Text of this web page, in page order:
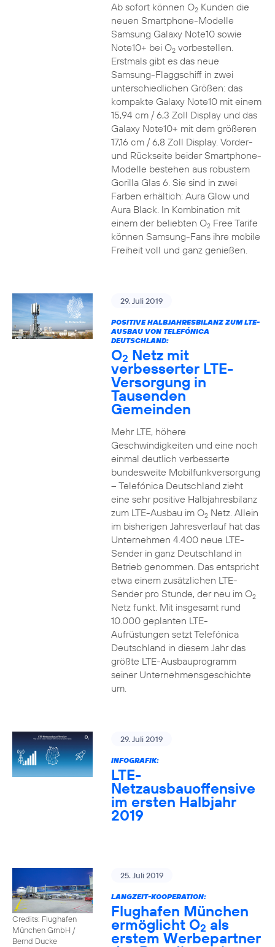
Ab sofort können O2Kunden die
neuen Smartphone-Modelle
Samsung Galaxy Note10 sowie
Note10+ bei O2vorbestellen.
Erstmals gibt es das neue
Samsung-Flaggschiff in zwei
unterschiedlichen Größen: das
kompakte Galaxy Note10 mit einem
15,94 cm / 6,3 Zoll Display und das
Galaxy Note10+ mit dem größeren
17,16 cm / 6,8 Zoll Display. Vorder-
und Rückseite beider Smartphone-
Modelle bestehen aus robustem
Gorilla Glas 6. Sie sind in zwei
Farben erhältich: Aura Glow und
Aura Black. In Kombination mit
einem der beliebten O2Free Tarife
können Samsung-Fans ihre mobile
Freiheit voll und ganz genießen.
29. Juli 2019
POSITIVE HALBJAHRESBILANZ ZUM LTE-
AUSBAU VON TELEFÓNICA
DEUTSCHLAND:
O2 Netz mit
verbesserter LTE-
Versorgung in
Tausenden
Gemeinden
Mehr LTE, höhere
Geschwindigkeiten und eine noch
einmal deutlich verbesserte
bundesweite Mobilfunkversorgung
– Telefónica Deutschland zieht
eine sehr positive Halbjahresbilanz
zum LTE-Ausbau im O2Netz. Allein
im bisherigen Jahresverlauf hat das
Unternehmen 4.400 neue LTE-
Sender in ganz Deutschland in
Betrieb genommen. Das entspricht
etwa einem zusätzlichen LTE-
Sender pro Stunde, der neu im O2
Netz funkt. Mit insgesamt rund
10.000 geplanten LTE-
Aufrüstungen setzt Telefónica
Deutschland in diesem Jahr das
größte LTE-Ausbauprogramm
seiner Unternehmensgeschichte
um.
29. Juli 2019
INFOGRAFIK:
LTE-
Netzausbauoffensive
im ersten Halbjahr
2019
Credits: Flughafen
München GmbH /
Bernd Ducke
25. Juli 2019
LANGZEIT-KOOPERATION:
Flughafen München
ermöglicht O2 als
erstem Werbepartner